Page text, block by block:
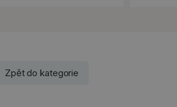
Zpět do kategorie